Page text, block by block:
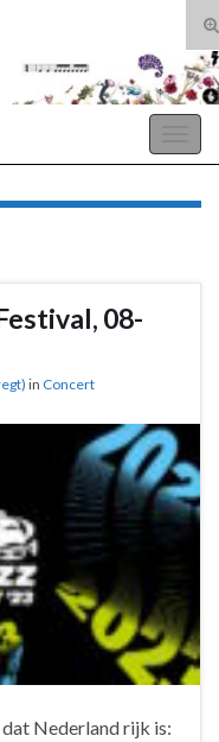
08-
in Concert
Nederland rijk is: